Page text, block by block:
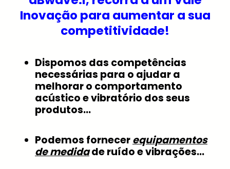
Inovação para aumentar a sua
competitividade!
Dispomos das competências
necessárias para o ajudar a
melhorar o comportamento
acústico e vibratório dos seus
produtos…
Podemos fornecerequipamentos
de medidade ruído e vibrações…